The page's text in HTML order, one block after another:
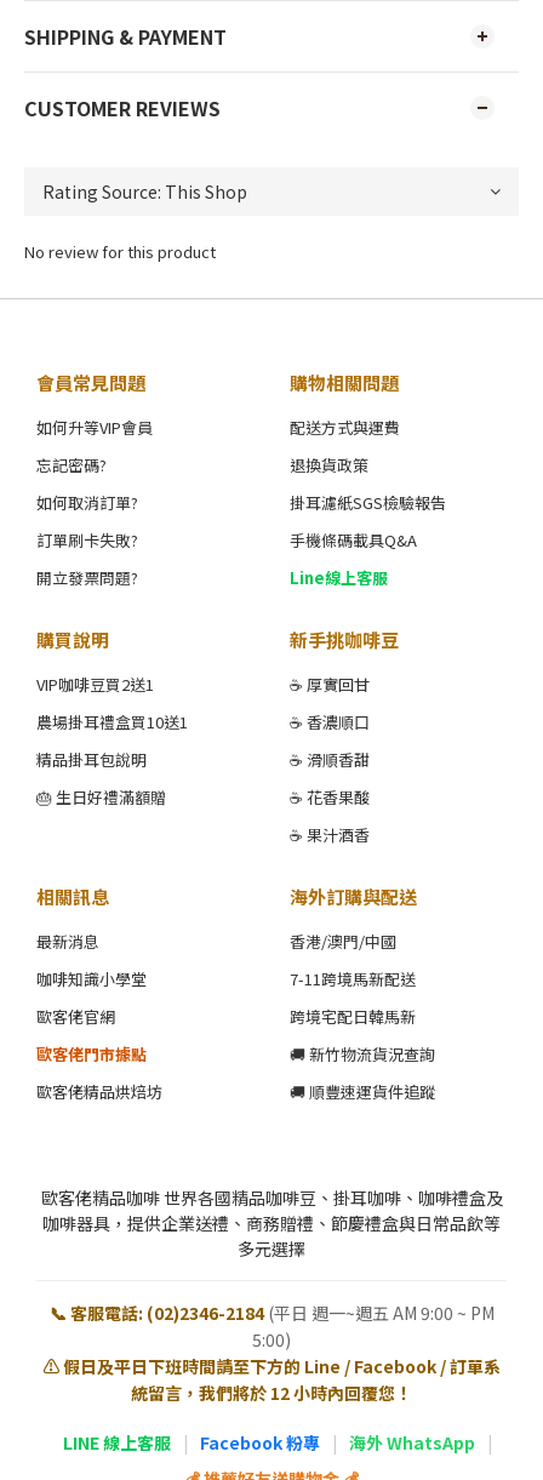
SHIPPING & PAYMENT
CUSTOMER REVIEWS
No review for this product
會員常見問題
如何升等VIP會員
忘記密碼?
如何取消訂單?
訂單刷卡失敗?
開立發票問題?
購物相關問題
配送方式與運費
退換貨政策
掛耳濾紙SGS檢驗報告
手機條碼載具Q&A
Line線上客服
購買說明
VIP咖啡豆買2送1
農場掛耳禮盒買10送1
精品掛耳包說明
🎂 生日好禮滿額贈
新手挑咖啡豆
☕ 厚實回甘
☕ 香濃順口
☕ 滑順香甜
☕ 花香果酸
☕ 果汁酒香
相關訊息
最新消息
咖啡知識小學堂
歐客佬官網
歐客佬門市據點
歐客佬精品烘焙坊
海外訂購與配送
香港/澳門/中國
7-11跨境馬新配送
跨境宅配日韓馬新
🚚 新竹物流貨況查詢
🚚 順豐速運貨件追蹤
歐客佬精品咖啡 世界各國精品咖啡豆、掛耳咖啡、咖啡禮盒及
咖啡器具，提供企業送禮、商務贈禮、節慶禮盒與日常品飲等
多元選擇
📞 客服電話: (02)2346-2184 (平日 週一~週五 AM 9:00 ~ PM
5:00)
⚠️ 假日及平日下班時間請至下方的 Line / Facebook / 訂單系
統留言，我們將於 12 小時內回覆您！
LINE 線上客服 | Facebook 粉專 | 海外 WhatsApp
|